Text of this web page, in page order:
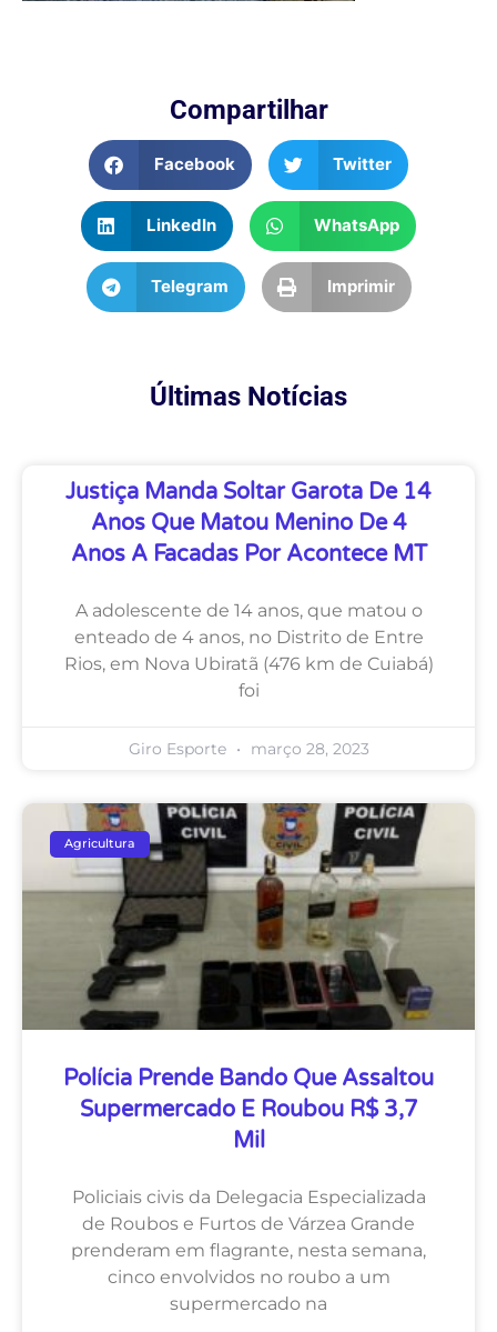
Compartilhar
Facebook Twitter
LinkedIn WhatsApp
Telegram Imprimir
Últimas Notícias
Justiça Manda Soltar Garota De 14
Anos Que Matou Menino De 4
Anos A Facadas Por Acontece MT
A adolescente de 14 anos, que matou o
enteado de 4 anos, no Distrito de Entre
Rios, em Nova Ubiratã (476 km de Cuiabá)
foi
Giro Esporte março 28, 2023
Agricultura
Polícia Prende Bando Que Assaltou
Supermercado E Roubou R$ 3,7
Mil
Policiais civis da Delegacia Especializada
de Roubos e Furtos de Várzea Grande
prenderam em flagrante, nesta semana,
cinco envolvidos no roubo a um
supermercado na